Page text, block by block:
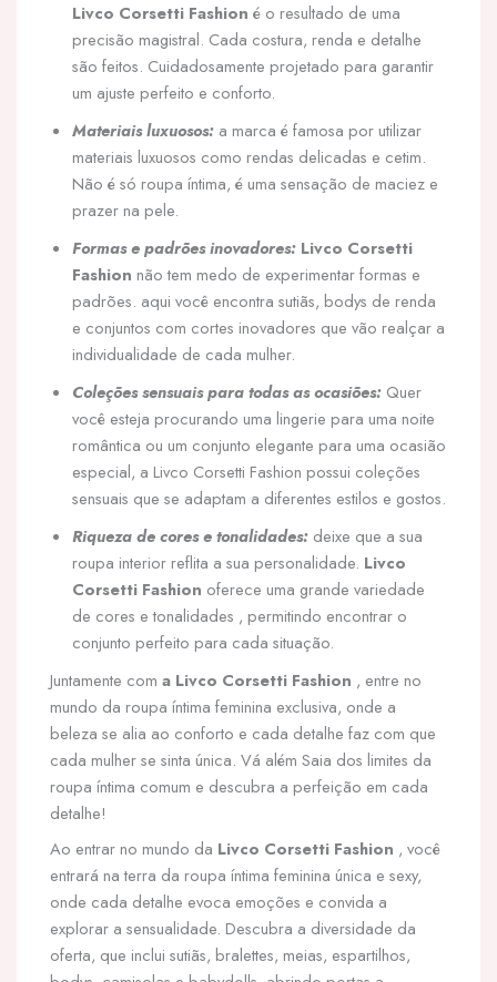
Livco Corsetti Fashion é o resultado de uma
precisão magistral. Cada costura, renda e detalhe
são feitos. Cuidadosamente projetado para garantir
um ajuste perfeito e conforto.
Materiais luxuosos: a marca é famosa por utilizar
materiais luxuosos como rendas delicadas e cetim.
Não é só roupa íntima, é uma sensação de maciez e
prazer na pele.
Formas e padrões inovadores: Livco Corsetti
Fashion não tem medo de experimentar formas e
padrões. aqui você encontra sutiãs, bodys de renda
e conjuntos com cortes inovadores que vão realçar a
individualidade de cada mulher.
Coleções sensuais para todas as ocasiões: Quer
você esteja procurando uma lingerie para uma noite
romântica ou um conjunto elegante para uma ocasião
especial, a Livco Corsetti Fashion possui coleções
sensuais que se adaptam a diferentes estilos e gostos.
Riqueza de cores e tonalidades: deixe que a sua
roupa interior reflita a sua personalidade. Livco
Corsetti Fashion oferece uma grande variedade
de cores e tonalidades , permitindo encontrar o
conjunto perfeito para cada situação.
Juntamente com a Livco Corsetti Fashion , entre no
mundo da roupa íntima feminina exclusiva, onde a
beleza se alia ao conforto e cada detalhe faz com que
cada mulher se sinta única. Vá além Saia dos limites da
roupa íntima comum e descubra a perfeição em cada
detalhe!
Ao entrar no mundo da Livco Corsetti Fashion , você
entrará na terra da roupa íntima feminina única e sexy,
onde cada detalhe evoca emoções e convida a
explorar a sensualidade. Descubra a diversidade da
oferta, que inclui sutiãs, bralettes, meias, espartilhos,